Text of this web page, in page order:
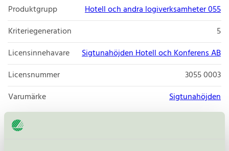
Produktgrupp
Hotell och andra logiverksamheter 055
Kriteriegeneration
5
Licensinnehavare
Sigtunahöjden Hotell och Konferens AB
Licensnummer
3055 0003
Varumärke
Sigtunahöjden